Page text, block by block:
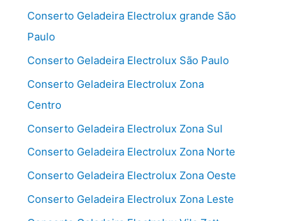
Conserto Geladeira Electrolux grande São
Paulo
Conserto Geladeira Electrolux São Paulo
Conserto Geladeira Electrolux Zona
Centro
Conserto Geladeira Electrolux Zona Sul
Conserto Geladeira Electrolux Zona Norte
Conserto Geladeira Electrolux Zona Oeste
Conserto Geladeira Electrolux Zona Leste